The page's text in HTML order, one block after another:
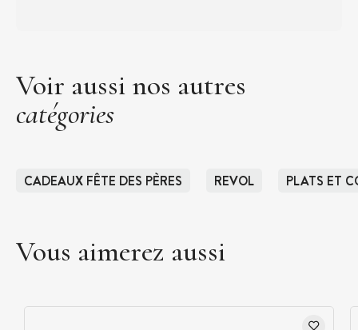
Voir aussi nos autres
catégories
CADEAUX FÊTE DES PÈRES REVOL PLATS ET
Vous aimerez aussi